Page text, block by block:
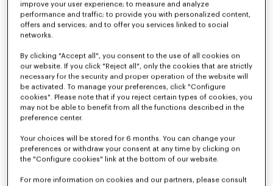
improve your user experience; to measure and analyze
performance and traffic; to provide you with personalized content,
offers and services; and to offer you services linked to social
networks.
By clicking "Accept all", you consent to the use of all cookies on
our website. If you click "Reject all", only the cookies that are strictly
necessary for the security and proper operation of the website will
be activated. To manage your preferences, click "Configure
cookies". Please note that if you reject certain types of cookies, you
may not be able to benefit from all the functions described in the
preference center.
Your choices will be stored for 6 months. You can change your
preferences or withdraw your consent at any time by clicking on
the "Configure cookies" link at the bottom of our website.
For more information on cookies and our partners, please consult